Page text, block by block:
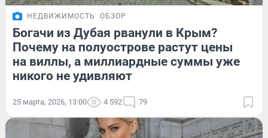
НЕДВИЖИМОСТЬ ОБЗОР
Богачи из Дубая рванули в Крым?
Почему на полуострове растут цены
на виллы, а миллиардные суммы уже
никого не удивляют
25 марта, 2026, 13:00 4 592 79